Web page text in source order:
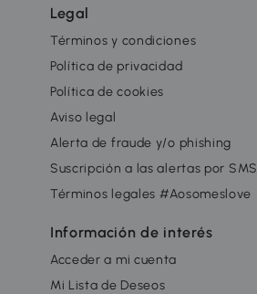
Legal
Términos y condiciones
Política de privacidad
Política de cookies
Aviso legal
Alerta de fraude y/o phishing
Suscripción a las alertas por SMS
Términos legales #Aosomeslove
Información de interés
Acceder a mi cuenta
Mi Lista de Deseos